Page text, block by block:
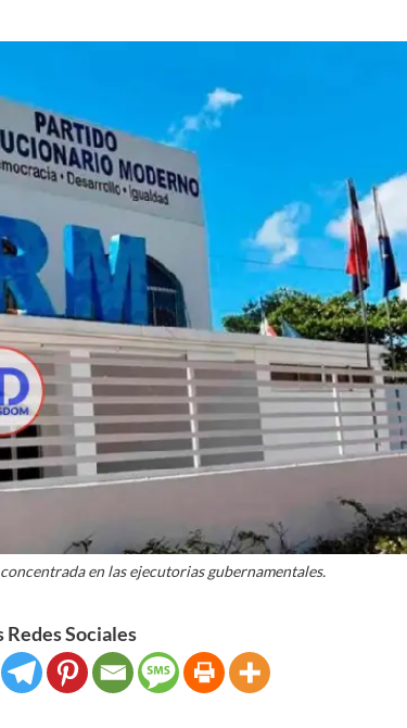
en las ejecutorias gubernamentales.
Sociales